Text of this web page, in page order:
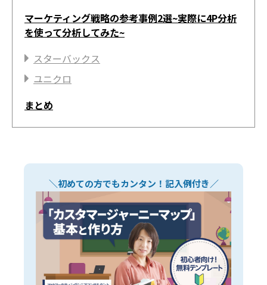
マーケティング戦略の参考事例2選~実際に4P分析
を使って分析してみた~
スターバックス
ユニクロ
まとめ
＼初めての方でもカンタン！記入例付き／